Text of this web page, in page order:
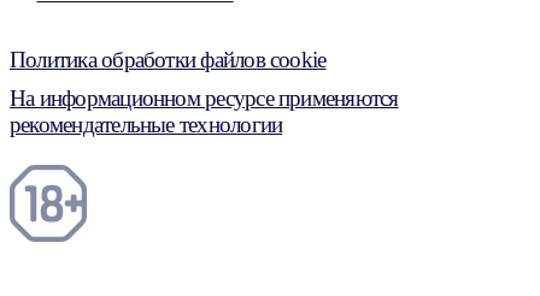
Политика обработки файлов cookie
На информационном ресурсе применяются
рекомендательные технологии